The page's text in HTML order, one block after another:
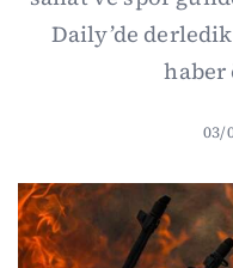
Daily’de
haber
03/